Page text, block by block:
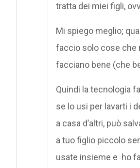
tratta dei miei figli,
Mi spiego meglio;
faccio solo cose che
facciano bene (che
Quindi la tecnologia
se lo usi per lavarti i
a casa d’altri, può
a tuo figlio piccolo
usate insieme e ho